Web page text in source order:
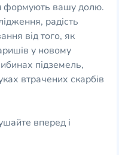
формують вашу долю.
радість
від того, як
у новому
підземель,
втрачених скарбів
вперед і